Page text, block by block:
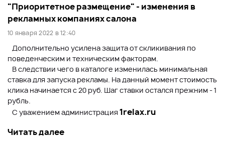
"Приоритетное размещение" - изменения в
рекламных компаниях салона
10 января 2022 в 12:40
Дополнительно усилена защита от скликивания по
поведенческим и техническим факторам.
В следствии чего в каталоге изменилась минимальная
ставка для запуска рекламы. На данный момент стоимость
клика начинается с 20 руб. Шаг ставки остался прежним - 1
рубль.
С уважением администрация1relax.ru
Читать далее